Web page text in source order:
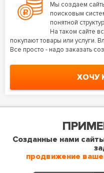
Мы создаем
поисковым
понятной
На таком сайте
покупают товары или услуги.
Все просто - надо заказать
ХОЧУ
Созданные нами
продвижение